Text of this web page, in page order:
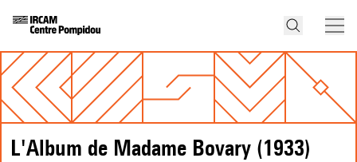
L'Album de Madame Bovary (1933)